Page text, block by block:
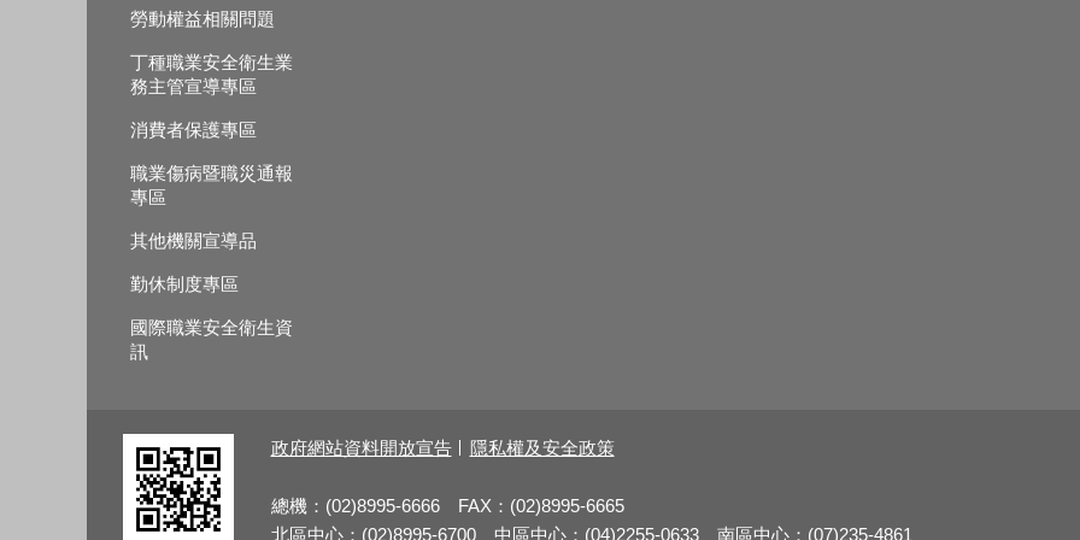
勞動權益相關問題
丁種職業安全衛生業
務主管宣導專區
消費者保護專區
職業傷病暨職災通報
專區
其他機關宣導品
勤休制度專區
國際職業安全衛生資
訊
政府網站資料開放宣告 隱私權及安全政策
總機：(02)8995-6666 FAX：(02)8995-6665
北區中心：(02)8995-6700 中區中心：(04)2255-0633 南區中心：(07)235-4861